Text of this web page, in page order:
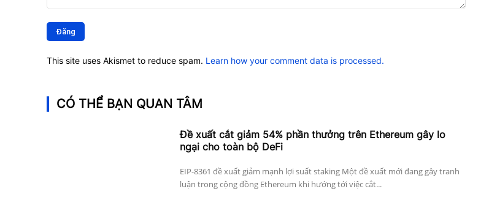
luận:
This site uses Akismet to reduce spam. Learn how your comment data is processed.
CÓ THỂ BẠN QUAN TÂM
Đề xuất cắt giảm 54% phần thưởng trên Ethereum gây lo
ngại cho toàn bộ DeFi
EIP-8361 đề xuất giảm mạnh lợi suất staking Một đề xuất mới đang gây tranh
luận trong cộng đồng Ethereum khi hướng tới việc cắt...